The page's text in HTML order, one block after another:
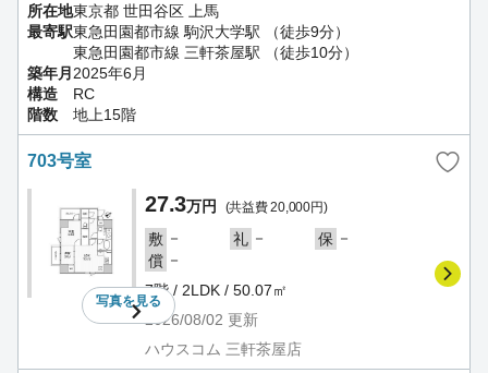
所在地東京都 世田谷区 上馬
最寄駅東急田園都市線 駒沢大学駅 （徒歩9分）
東急田園都市線 三軒茶屋駅 （徒歩10分）
築年月 2025年6月
構造
RC
階数
地上15階
703号室
写真を見る
27.3万円 (共益費 20,000円)
敷 － 礼 － 保 －
償 －
7階 / 2LDK / 50.07㎡
2026/08/02 更新
ハウスコム 三軒茶屋店